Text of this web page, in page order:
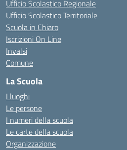
Ufficio Scolastico Regionale
Ufficio Scolastico Territoriale
Scuola in Chiaro
Iscrizioni On Line
Invalsi
Comune
La Scuola
I luoghi
Le persone
I numeri della scuola
Le carte della scuola
Organizzazione